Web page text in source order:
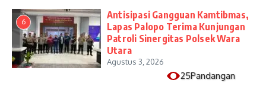
6
Antisipasi Gangguan Kamtibmas,
Lapas Palopo Terima Kunjungan
Patroli Sinergitas Polsek Wara
Utara
Agustus 3, 2026
25Pandangan